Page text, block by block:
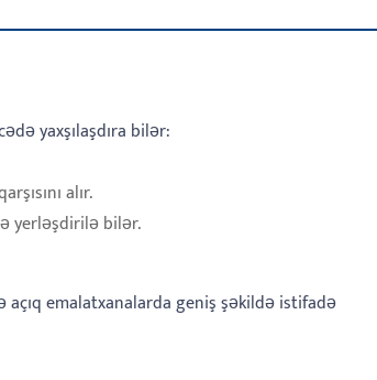
yaxşılaşdıra bilər:
alır.
yerləşdirilə bilər.
emalatxanalarda geniş şəkildə istifadə